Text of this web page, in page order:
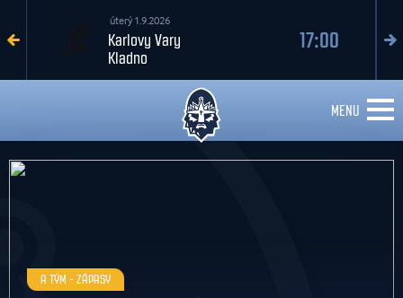
úterý 1.9.2026
Karlovy Vary
Kladno
17:00
MENU
A TÝM - ZÁPASY